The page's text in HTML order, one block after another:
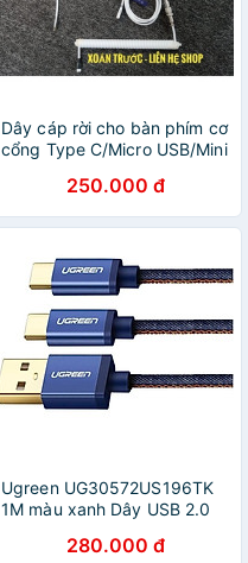
Dây cáp rời cho bàn phím cơ
cổng Type C/Micro USB/Mini
250.000 đ
Ugreen UG30572US196TK
1M màu xanh Dây USB 2.0
HÀNG CHÍNH HÃNG
280.000 đ